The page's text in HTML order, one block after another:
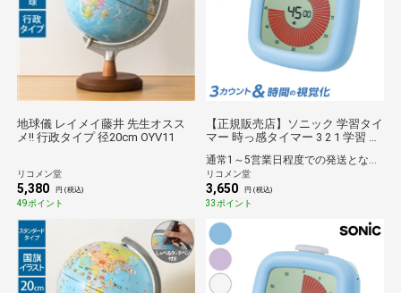
地球儀 レイメイ藤井 先生オスス
メ!! 行政タイプ 径20cm OYV11
リコメン堂
5,380 円 (税込)
49ポイント
【正規販売店】ソニック 学習タイ
マー 時っ感タイマー 3 2 1 学習 勉
塾 目標 タイマー 時間 時間調整 家
庭学習 文具 文房具 テスト テスト
対策 試験対策 LVH-7903【送料無
料】
リコメン堂
3,650 円 (税込)
33ポイント